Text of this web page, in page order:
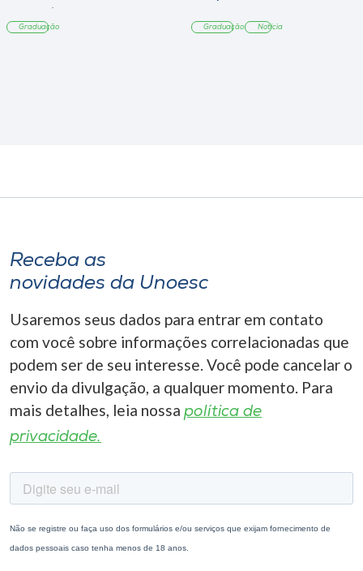
Graduação Graduação Notícia
Receba as
novidades da Unoesc
Usaremos seus dados para entrar em contato
com você sobre informações correlacionadas que
podem ser de seu interesse. Você pode cancelar o
envio da divulgação, a qualquer momento. Para
mais detalhes, leia nossa política de
privacidade.